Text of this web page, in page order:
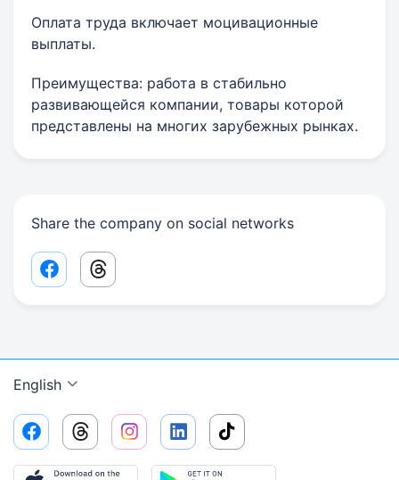
Оплата труда включает моцивационные
выплаты.
Преимущества: работа в стабильно
развивающейся компании, товары которой
представлены на многих зарубежных рынках.
Share the company on social networks
Facebook share link
Threads share link
English